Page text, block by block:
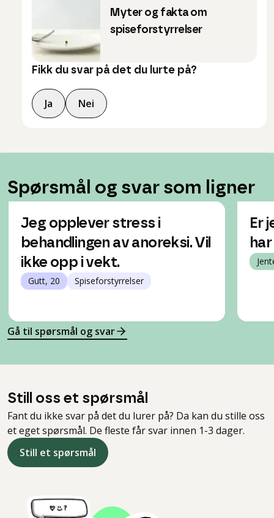
Myter og fakta om
spiseforstyrrelser
Fikk du svar på det du lurte på?
Ja Nei
Spørsmål og svar som ligner
Jeg opplever stress i
behandlingen av anoreksi. Vil
ikke opp i vekt.
Gutt, 20 Spiseforstyrrelser
Er
Gå til spørsmål og svar
Still oss et spørsmål
Fant du ikke svar på det du lurer på? Da kan du stille oss
et eget spørsmål. De fleste får svar innen 1-3 dager.
Still et spørsmål